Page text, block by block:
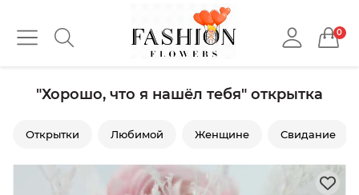
0
"Хорошо, что я нашёл тебя" открытка
Открытки Любимой Женщине Свидание